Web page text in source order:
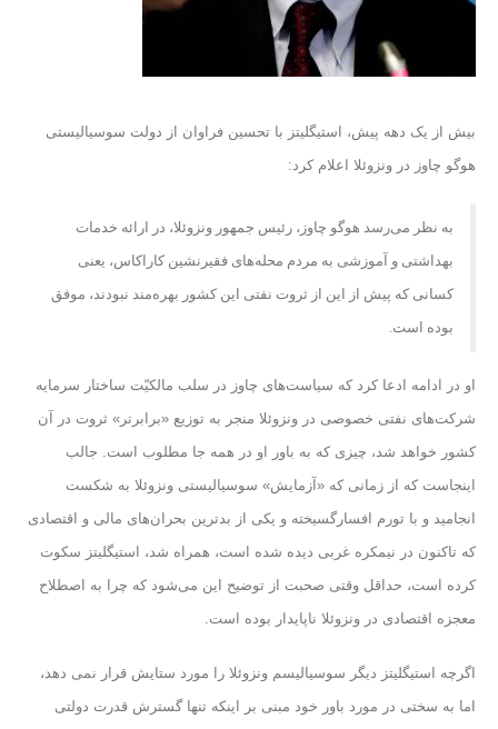
بیش از یک دهه پیش، استیگلیتز با تحسین فراوان از دولت سوسیالیستی
هوگو چاوز در ونزوئلا اعلام کرد:
به نظر می‌رسد هوگو چاوز، رئیس جمهور ونزوئلا، در ارائه خدمات
بهداشتی و آموزشی به مردم محله‌های فقیرنشین کاراکاس، یعنی
کسانی که پیش از این از ثروت نفتی این کشور بهره‌مند نبودند، موفق
بوده است.
او در ادامه ادعا کرد که سیاست‌های چاوز در سلب مالکیّت ساختار سرمایه
شرکت‌های نفتی خصوصی در ونزوئلا منجر به توزیع «برابرتر» ثروت در آن
کشور خواهد شد، چیزی که به باور او در همه جا مطلوب است. جالب
اینجاست که از زمانی که «آزمایش» سوسیالیستی ونزوئلا به شکست
انجامید و با تورم افسارگسیخته و یکی از بدترین بحران‌های مالی و اقتصادی
که تاکنون در نیمکره غربی دیده شده است، همراه شد، استیگلیتز سکوت
کرده است، حداقل وقتی صحبت از توضیح این می‌شود که چرا به اصطلاح
معجزه اقتصادی در ونزوئلا ناپایدار بوده است.
اگرچه استیگلیتز دیگر سوسیالیسم ونزوئلا را مورد ستایش قرار نمی دهد،
اما به سختی در مورد باور خود مبنی بر اینکه تنها گسترش قدرت دولتی